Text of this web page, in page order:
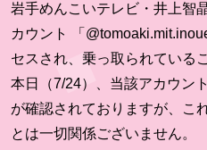
岩手めんこいテレビ・井上智
カウント 「
セスされ、乗っ取られている
本日（7/24）、当該アカウン
が確認されておりますが、こ
とは一切関係ございません。